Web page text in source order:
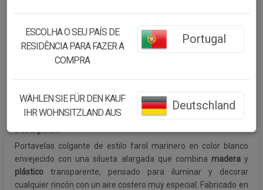
Disponibilidad:
Colección: MARINA VER ARTÍCULOS COLECCIÓN
Descripción:
Portavelas colgante de estilo farol marinero en color blanco
envejecido con una silueta alargada que combina maderay
plástico transparente, pensado para iluminar y decorar
cualquier rincón con un aire costero muy especial. Fabricado en
ESCOLHA O SEU PAÍS DE
RESIDÊNCIA PARA FAZER A
COMPRA
Portugal
WÄHLEN SIE FÜR DEN KAUF
IHR WOHNSITZLAND AUS
Deutschland